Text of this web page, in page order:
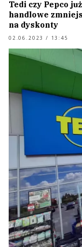
Tedi czy Pepco
handlowe
na dyskonty
02.06.2023 / 13:45